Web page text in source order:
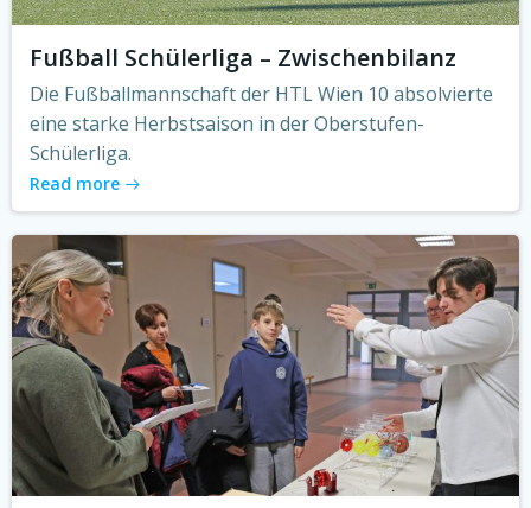
Fußball Schülerliga – Zwischenbilanz
Die Fußballmannschaft der HTL Wien 10 absolvierte
eine starke Herbstsaison in der Oberstufen-
Schülerliga.
Read more